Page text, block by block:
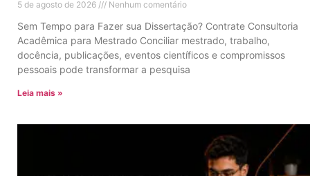
5 de agosto de 2026 Nenhum comentário
Sem Tempo para Fazer sua Dissertação? Contrate Consultoria
Acadêmica para Mestrado Conciliar mestrado, trabalho,
docência, publicações, eventos científicos e compromissos
pessoais pode transformar a pesquisa
Leia mais »